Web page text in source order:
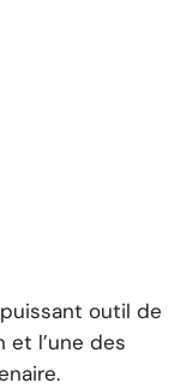
outil de
et l’une des